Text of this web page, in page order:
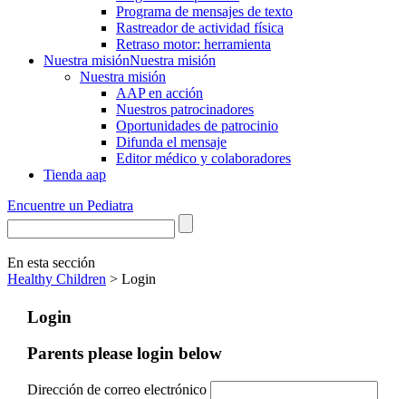
Programa de mensajes de texto
Rastre​​ador de activida​d física
Retraso motor: herramienta
Nuestra misiónNuestra misión
Nuestra misión
AAP en acción
Nuestros patrocinadores
Oportunidades de patrocinio
Difunda el mensaje
Editor médico y colaboradores
Tienda aap
Encuentre un Pediatra
En esta sección
Healthy Children > Login
Login
Parents please login below
Dirección de correo electrónico